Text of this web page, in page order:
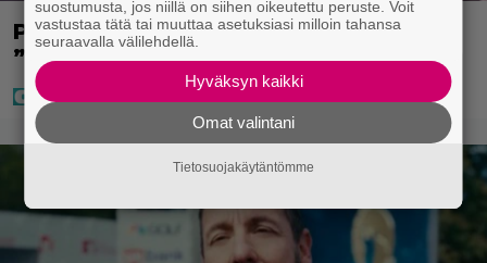
Pysäyttävä tieto Juha Miedosta –
”Onko tämä oikein?”
suostumusta, jos niillä on siihen oikeutettu peruste. Voit
vastustaa tätä tai muuttaa asetuksiasi milloin tahansa
seuraavalla välilehdellä.
Hyväksyn kaikki
Omat valintani
Tietosuojakäytäntömme